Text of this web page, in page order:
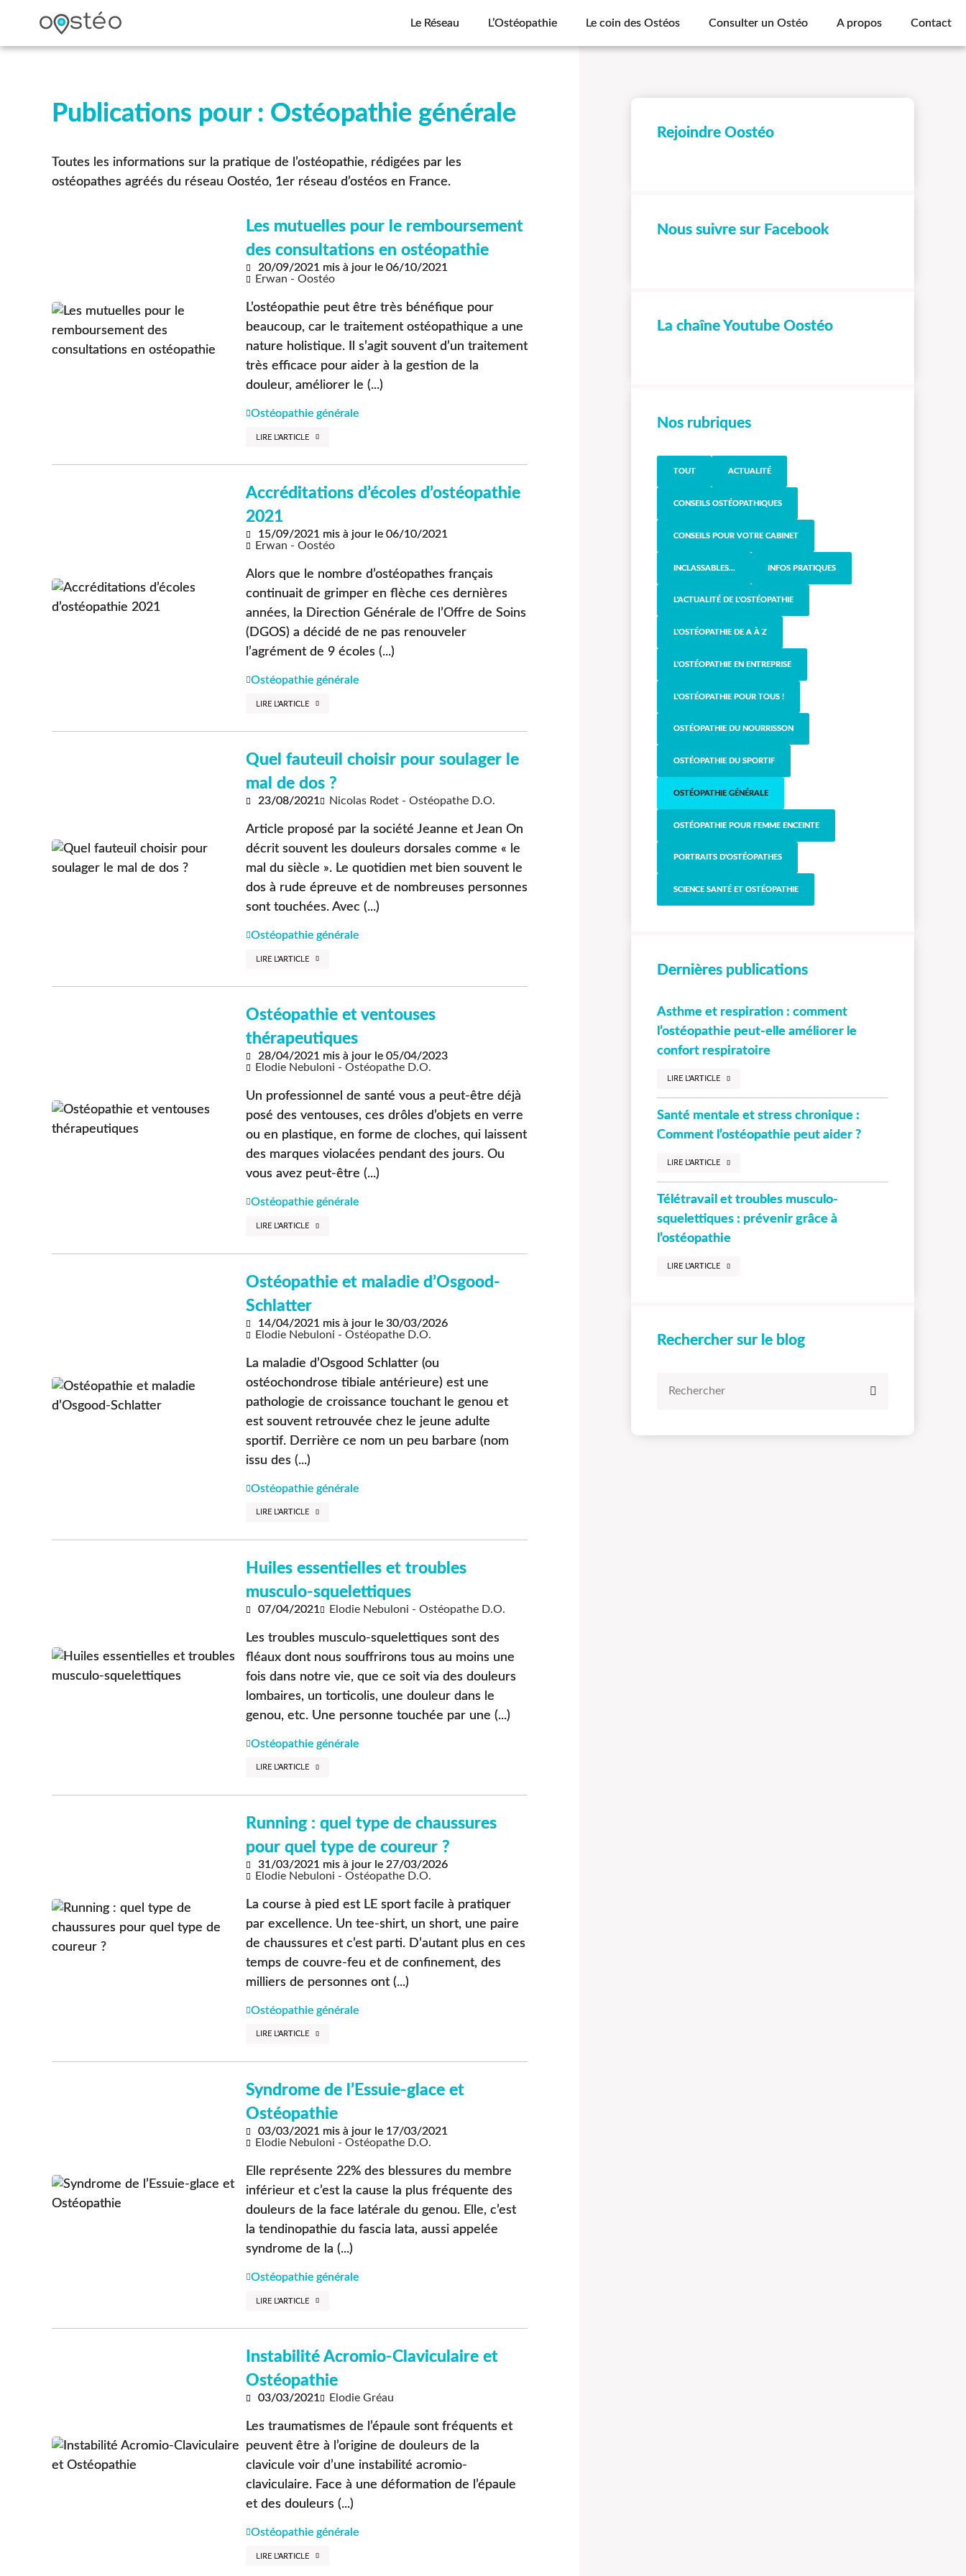
Le Réseau L’Ostéopathie Le coin des Ostéos Consulter un Ostéo A propos Contact
Publications pour : Ostéopathie générale
Toutes les informations sur la pratique de l’ostéopathie, rédigées par les
ostéopathes agréés du réseau Oostéo, 1er réseau d’ostéos en France.
Les mutuelles pour le remboursement
des consultations en ostéopathie
20/09/2021 mis à jour le 06/10/2021
Erwan - Oostéo
L’ostéopathie peut être très bénéfique pour
beaucoup, car le traitement ostéopathique a une
nature holistique. Il s’agit souvent d’un traitement
très efficace pour aider à la gestion de la
douleur, améliorer le (...)
Ostéopathie générale
LIRE L'ARTICLE
Accréditations d’écoles d’ostéopathie
2021
15/09/2021 mis à jour le 06/10/2021
Erwan - Oostéo
Alors que le nombre d’ostéopathes français
continuait de grimper en flèche ces dernières
années, la Direction Générale de l’Offre de Soins
(DGOS) a décidé de ne pas renouveler
l’agrément de 9 écoles (...)
Ostéopathie générale
LIRE L'ARTICLE
Quel fauteuil choisir pour soulager le
mal de dos ?
23/08/2021 Nicolas Rodet - Ostéopathe D.O.
Article proposé par la société Jeanne et Jean On
décrit souvent les douleurs dorsales comme « le
mal du siècle ». Le quotidien met bien souvent le
dos à rude épreuve et de nombreuses personnes
sont touchées. Avec (...)
Ostéopathie générale
LIRE L'ARTICLE
Ostéopathie et ventouses
thérapeutiques
28/04/2021mis à jour le 05/04/2023
Elodie Nebuloni - Ostéopathe D.O.
Un professionnel de santé vous a peut-être déjà
posé des ventouses, ces drôles d’objets en verre
ou en plastique, en forme de cloches, qui laissent
des marques violacées pendant des jours. Ou
vous avez peut-être (...)
Ostéopathie générale
LIRE L'ARTICLE
Ostéopathie et maladie d’Osgood-
Schlatter
14/04/2021 mis à jour le 30/03/2026
Elodie Nebuloni - Ostéopathe D.O.
La maladie d’Osgood Schlatter (ou
ostéochondrose tibiale antérieure) est une
pathologie de croissance touchant le genou et
est souvent retrouvée chez le jeune adulte
sportif. Derrière ce nom un peu barbare (nom
issu des (...)
Ostéopathie générale
LIRE L'ARTICLE
Huiles essentielles et troubles
musculo-squelettiques
07/04/2021 Elodie Nebuloni - Ostéopathe D.O.
Les troubles musculo-squelettiques sont des
fléaux dont nous souffrirons tous au moins une
fois dans notre vie, que ce soit via des douleurs
lombaires, un torticolis, une douleur dans le
genou, etc. Une personne touchée par une (...)
Ostéopathie générale
LIRE L'ARTICLE
Running : quel type de chaussures
pour quel type de coureur ?
31/03/2021 mis à jour le 27/03/2026
Elodie Nebuloni - Ostéopathe D.O.
La course à pied est LE sport facile à pratiquer
par excellence. Un tee-shirt, un short, une paire
de chaussures et c’est parti. D’autant plus en ces
temps de couvre-feu et de confinement, des
milliers de personnes ont (...)
Ostéopathie générale
LIRE L'ARTICLE
Syndrome de l’Essuie-glace et
Ostéopathie
03/03/2021 mis à jour le 17/03/2021
Elodie Nebuloni - Ostéopathe D.O.
Elle représente 22% des blessures du membre
inférieur et c’est la cause la plus fréquente des
douleurs de la face latérale du genou. Elle, c’est
la tendinopathie du fascia lata, aussi appelée
syndrome de la (...)
Ostéopathie générale
LIRE L'ARTICLE
Instabilité Acromio-Claviculaire et
Ostéopathie
03/03/2021 Elodie Gréau
Les traumatismes de l’épaule sont fréquents et
peuvent être à l’origine de douleurs de la
clavicule voir d’une instabilité acromio-
claviculaire. Face à une déformation de l’épaule
et des douleurs (...)
Ostéopathie générale
LIRE L'ARTICLE
Rejoindre Oostéo
Nous suivre sur Facebook
La chaîne Youtube Oostéo
Nos rubriques
TOUT ACTUALITÉ
CONSEILS OSTÉOPATHIQUES
CONSEILS POUR VOTRE CABINET
INCLASSABLES... INFOS PRATIQUES
L'ACTUALITÉ DE L'OSTÉOPATHIE
L'OSTÉOPATHIE DE A À Z
L'OSTÉOPATHIE EN ENTREPRISE
L'OSTÉOPATHIE POUR TOUS !
OSTÉOPATHIE DU NOURRISSON
OSTÉOPATHIE DU SPORTIF
OSTÉOPATHIE GÉNÉRALE
OSTÉOPATHIE POUR FEMME ENCEINTE
PORTRAITS D'OSTÉOPATHES
SCIENCE SANTÉ ET OSTÉOPATHIE
Dernières publications
Asthme et respiration : comment
l’ostéopathie peut-elle améliorer le
confort respiratoire
LIRE L'ARTICLE
Santé mentale et stress chronique :
Comment l’ostéopathie peut aider ?
LIRE L'ARTICLE
Télétravail et troubles musculo-
squelettiques : prévenir grâce à
l’ostéopathie
LIRE L'ARTICLE
Rechercher sur le blog